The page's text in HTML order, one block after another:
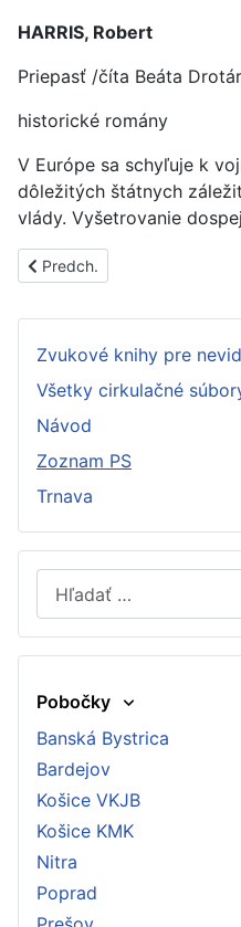
HARRIS, Robert
Priepasť /číta Beáta
historické romány
V Európe sa schyľuje k
dôležitých štátnych
vlády. Vyšetrovanie
Predchádzajúci článok:
Predch.
Zvukové knihy pre
Všetky cirkulačné
Návod
Zoznam PS
Trnava
Hľadať
Type 2 or more
Pobočky
Banská Bystrica
Bardejov
Košice VKJB
Košice KMK
Nitra
Poprad